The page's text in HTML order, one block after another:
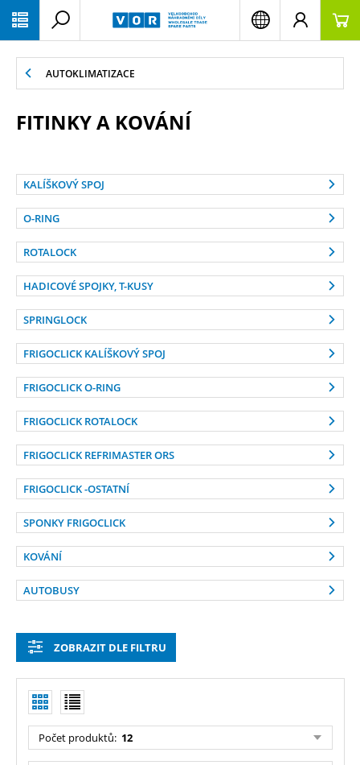
AUTOKLIMATIZACE
FITINKY A KOVÁNÍ
KALÍŠKOVÝ SPOJ
O-RING
ROTALOCK
HADICOVÉ SPOJKY, T-KUSY
SPRINGLOCK
FRIGOCLICK KALÍŠKOVÝ SPOJ
FRIGOCLICK O-RING
FRIGOCLICK ROTALOCK
FRIGOCLICK REFRIMASTER ORS
FRIGOCLICK -OSTATNÍ
SPONKY FRIGOCLICK
KOVÁNÍ
AUTOBUSY
ZOBRAZIT DLE FILTRU
Počet produktů: 12